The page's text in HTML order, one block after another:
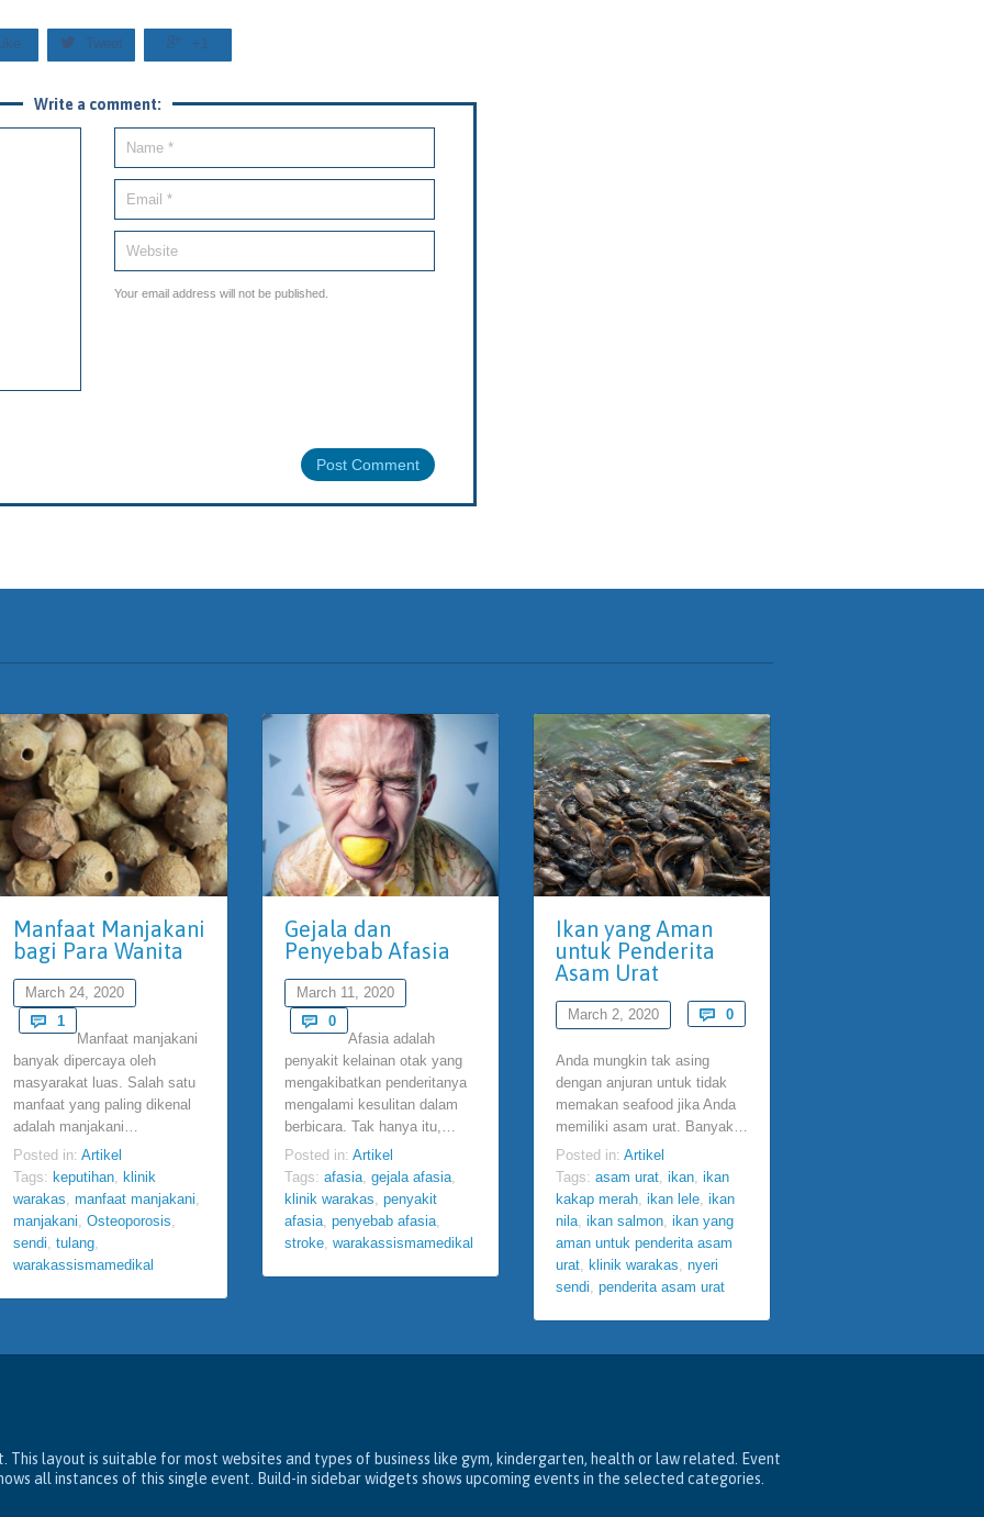
 Tweet  +1
Write a comment:
Your email address will not be published.
Manfaat Manjakani
bagi Para Wanita
March 24, 2020

1
Manfaat manjakani
banyak dipercaya oleh
masyarakat luas. Salah satu
manfaat yang paling dikenal
adalah manjakani…
Posted in: Artikel
Tags: keputihan, klinik
warakas, manfaat manjakani,
manjakani, Osteoporosis,
sendi, tulang,
warakassismamedikal
Gejala dan
Penyebab Afasia
March 11, 2020

0Comments
Afasia adalah
penyakit kelainan otak yang
mengakibatkan penderitanya
mengalami kesulitan dalam
berbicara. Tak hanya itu,…
Posted in: Artikel
Tags: afasia, gejala afasia,
klinik warakas, penyakit
afasia, penyebab afasia,
stroke, warakassismamedikal
Ikan yang Aman
untuk Penderita
Asam Urat
March 2, 2020  0Comments
Anda mungkin tak asing
dengan anjuran untuk tidak
memakan seafood jika Anda
memiliki asam urat. Banyak…
Posted in: Artikel
Tags: asam urat, ikan, ikan
kakap merah, ikan lele, ikan
nila, ikan salmon, ikan yang
aman untuk penderita asam
urat, klinik warakas, nyeri
sendi, penderita asam urat
This layout is suitable for most websites and types of business like gym, kindergarten, health or law related. Event
all instances of this single event. Build-in sidebar widgets shows upcoming events in the selected categories.